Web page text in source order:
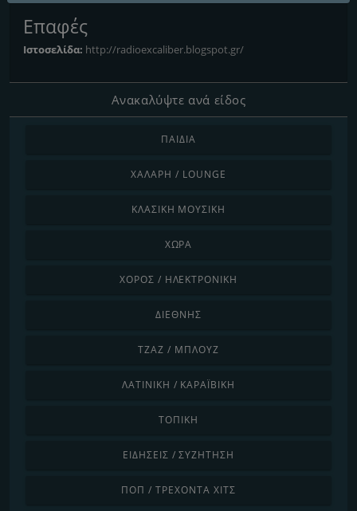
Επαφές
Ιστοσελίδα: http://radioexcaliber.blogspot.gr/
Ανακαλύψτε ανά είδος
ΠΑΙΔΙΆ
ΧΑΛΑΡΉ / LOUNGE
ΚΛΑΣΙΚΉ ΜΟΥΣΙΚΉ
ΧΏΡΑ
ΧΟΡΌΣ / ΗΛΕΚΤΡΟΝΙΚΉ
ΔΙΕΘΝΉΣ
ΤΖΑΖ / ΜΠΛΟΥΖ
ΛΑΤΙΝΙΚΉ / ΚΑΡΑΪΒΙΚΉ
ΤΟΠΙΚΉ
ΕΙΔΉΣΕΙΣ / ΣΥΖΉΤΗΣΗ
ΠΟΠ / ΤΡΈΧΟΝΤΑ ΧΙΤΣ